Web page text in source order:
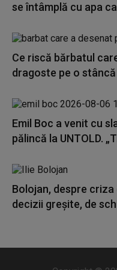
se întâmplă cu apa
Ce riscă bărbatul
dragoste pe o
Emil Boc a venit cu
pălincă la UNTOLD.
Bolojan, despre criza
decizii greşite, de